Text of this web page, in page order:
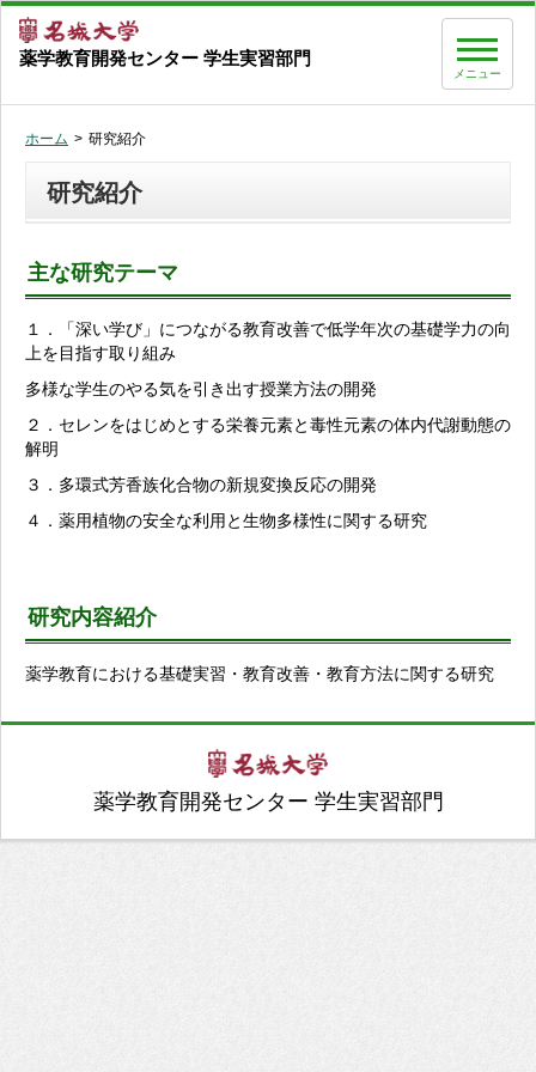
薬学教育開発センター 学生実習部門
メニュー
ホーム 研究紹介
研究紹介
主な研究テーマ
１．「深い学び」につながる教育改善で低学年次の基礎学力の向
上を目指す取り組み
多様な学生のやる気を引き出す授業方法の開発
２．セレンをはじめとする栄養元素と毒性元素の体内代謝動態の
解明
３．多環式芳香族化合物の新規変換反応の開発
４．薬用植物の安全な利用と生物多様性に関する研究
研究内容紹介
薬学教育における基礎実習・教育改善・教育方法に関する研究
薬学教育開発センター 学生実習部門